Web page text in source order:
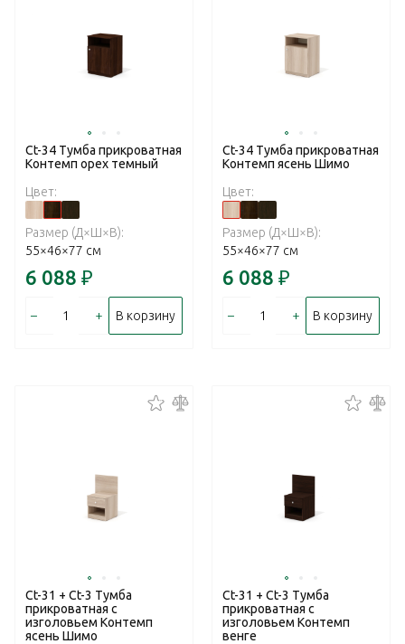
Ct-34 Тумба прикроватная
Контемп орех темный
Цвет:
Размер (Д×Ш×В):
55×46×77 см
6 088 ₽
– + В корзину
Ct-34 Тумба прикроватная
Контемп ясень Шимо
Цвет:
Размер (Д×Ш×В):
55×46×77 см
6 088 ₽
– + В корзину
Ct-31 + Ct-3 Тумба
прикроватная с
изголовьем Контемп
ясень Шимо
Ct-31 + Ct-3 Тумба
прикроватная с
изголовьем Контемп
венге